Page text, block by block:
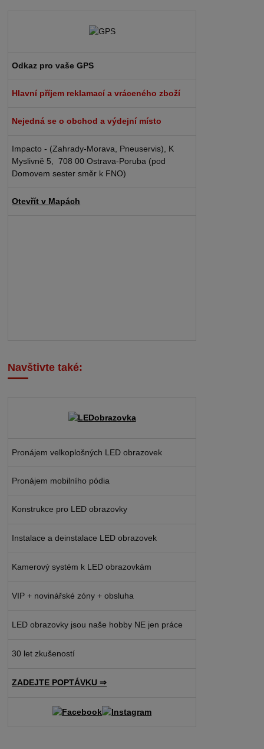
Odkaz pro vaše GPS
Hlavní příjem reklamací a vráceného zboží
Nejedná se o obchod a výdejní místo
Impacto - (Zahrady-Morava, Pneuservis), K
Myslivně 5, 708 00 Ostrava-Poruba (pod
Domovem sester směr k FNO)
Otevřít v Mapách
Navštivte také:
Pronájem velkoplošných LED obrazovek
Pronájem mobilního pódia
Konstrukce pro LED obrazovky
Instalace a deinstalace LED obrazovek
Kamerový systém k LED obrazovkám
VIP + novinářské zóny + obsluha
LED obrazovky jsou naše hobby NE jen práce
30 let zkušeností
ZADEJTE POPTÁVKU ⇒